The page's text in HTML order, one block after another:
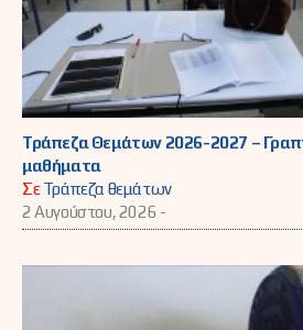
Τράπεζα Θεμάτων 2026-2027 –
μαθήματα
ΣεΤράπεζα θεμάτων
2 Αυγούστου, 2026 -